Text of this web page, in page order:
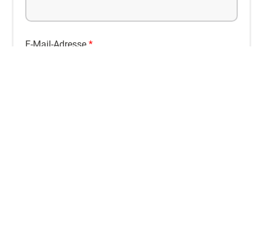
E-Mail-Adresse *